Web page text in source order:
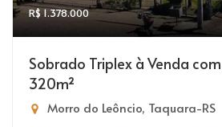
R$ 1.378.000
Sobrado Triplex à Venda
320m²
Morro do Leôncio, Taquara-RS